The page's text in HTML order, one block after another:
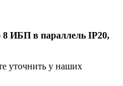
8 ИБП в параллель IP20,
уточнить у наших